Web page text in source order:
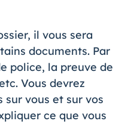
il vous sera
documents. Par
police, la preuve de
Vous devrez
vous et sur vos
ce que vous